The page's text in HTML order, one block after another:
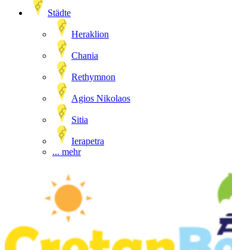
Städte
Heraklion
Chania
Rethymnon
Agios Nikolaos
Sitia
Ierapetra
... mehr